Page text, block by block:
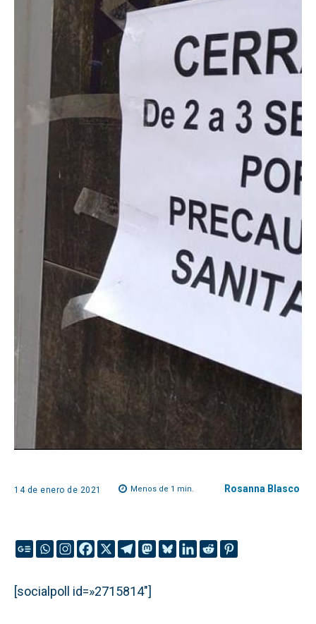
14 de enero de 2021 Menos de 1 min. Rosanna Blasco
[socialpoll id=»2715814″]